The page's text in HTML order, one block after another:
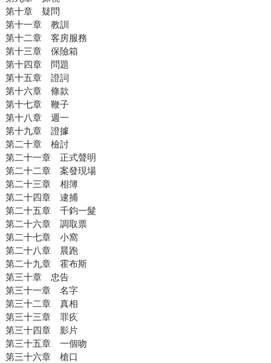
第十章 疑問
第十一章 教訓
第十二章 客房服務
第十三章 保險箱
第十四章 問題
第十五章 證詞
第十六章 條款
第十七章 鞭子
第十八章 週一
第十九章 證據
第二十章 檢討
第二十一章 正式聲明
第二十二章 案發現場
第二十三章 相簿
第二十四章 逮捕
第二十五章 千鈞一髮
第二十六章 調取票
第二十七章 小窩
第二十八章 晨跑
第二十九章 霍布斯
第三十章 忠告
第三十一章 名字
第三十二章 真相
第三十三章 罪疚
第三十四章 影片
第三十五章 一個吻
第三十六章 槍口